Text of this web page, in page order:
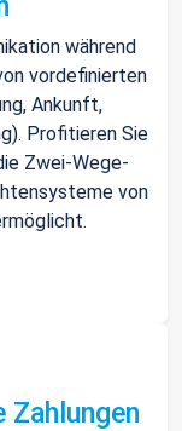
während
vordefinierten
Ankunft,
Profitieren Sie
Zwei-Wege-
von
Zahlungen